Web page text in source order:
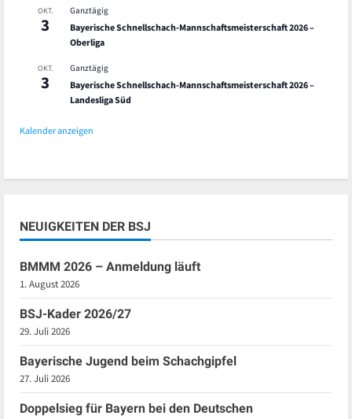
OKT.
3
Ganztägig
Bayerische Schnellschach-Mannschaftsmeisterschaft 2026 –
Oberliga
OKT.
3
Ganztägig
Bayerische Schnellschach-Mannschaftsmeisterschaft 2026 –
Landesliga Süd
Kalender anzeigen
NEUIGKEITEN DER BSJ
BMMM 2026 – Anmeldung läuft
1. August 2026
BSJ-Kader 2026/27
29. Juli 2026
Bayerische Jugend beim Schachgipfel
27. Juli 2026
Doppelsieg für Bayern bei den Deutschen